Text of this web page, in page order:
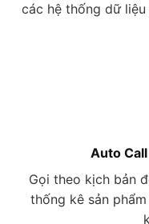
các hệ thống dữ liệu
Auto
Gọi theo kịch bản
thống kê sản